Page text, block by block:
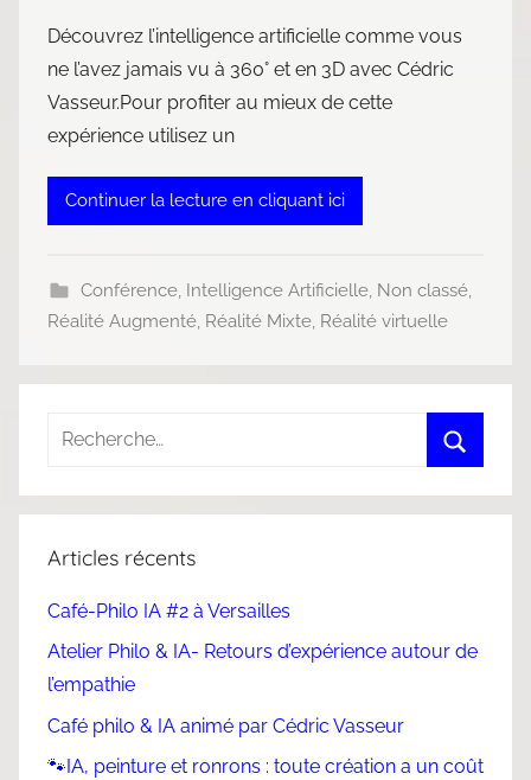
Découvrez l’intelligence artificielle comme vous
ne l’avez jamais vu à 360° et en 3D avec Cédric
Vasseur.Pour profiter au mieux de cette
expérience utilisez un
Continuer la lecture en cliquant ici
Conférence, Intelligence Artificielle, Non classé,
Réalité Augmenté, Réalité Mixte, Réalité virtuelle
Articles récents
Café-Philo IA #2 à Versailles
Atelier Philo & IA- Retours d’expérience autour de
l’empathie
Café philo & IA animé par Cédric Vasseur
🐾IA, peinture et ronrons : toute création a un coût